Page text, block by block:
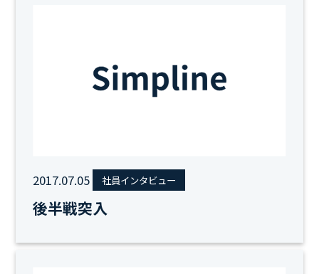
2017.07.05 社員インタビュー
後半戦突入